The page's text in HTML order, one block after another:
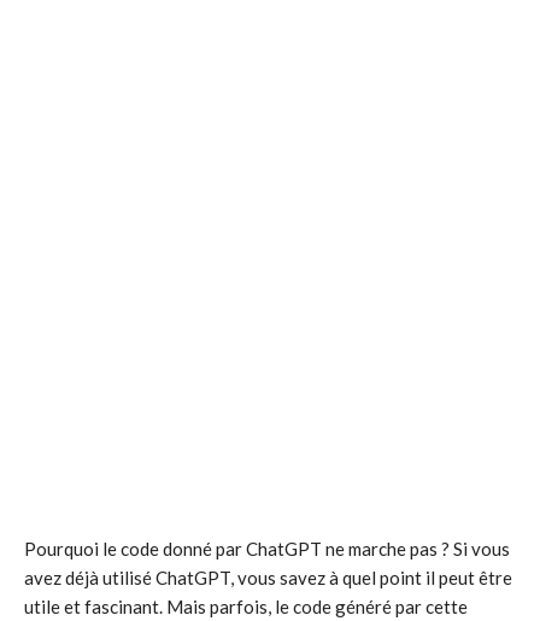
Pourquoi le code donné par ChatGPT ne marche pas ? Si vous
avez déjà utilisé ChatGPT, vous savez à quel point il peut être
utile et fascinant. Mais parfois, le code généré par cette